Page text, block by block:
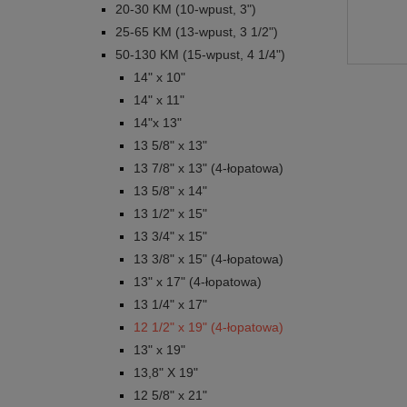
20-30 KM (10-wpust, 3")
25-65 KM (13-wpust, 3 1/2")
50-130 KM (15-wpust, 4 1/4")
14" x 10"
14" x 11"
14"x 13"
13 5/8" x 13"
13 7/8" x 13" (4-łopatowa)
13 5/8" x 14"
13 1/2" x 15"
13 3/4" x 15"
13 3/8" x 15" (4-łopatowa)
13" x 17" (4-łopatowa)
13 1/4" x 17"
12 1/2" x 19" (4-łopatowa)
13" x 19"
13,8" X 19"
12 5/8" x 21"